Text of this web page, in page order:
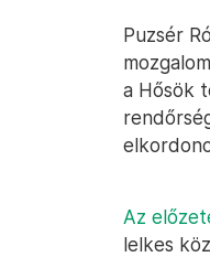
Puzsér
a Hősök
Az
lelkes